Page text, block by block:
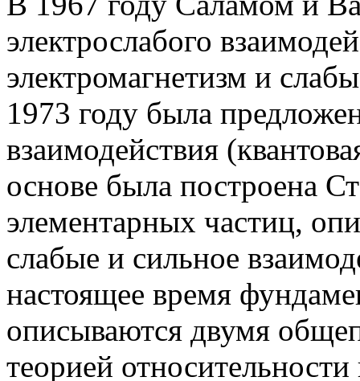
электрослабого
электромагнетизм и
1973 году была
взаимодействия
основе была построена
элементарных частиц,
слабые и сильное
настоящее время
описываются двумя
теорией